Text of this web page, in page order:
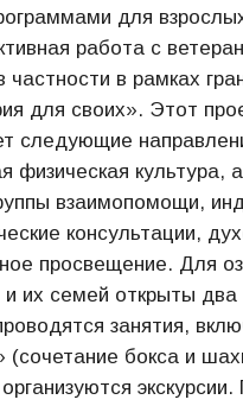
для
работа с
частности в рамках
для своих». Этот
следующие
физическая культура,
взаимопомощи,
консультации,
просвещение. Для
и их семей открыты два
занятия,
(сочетание бокса и